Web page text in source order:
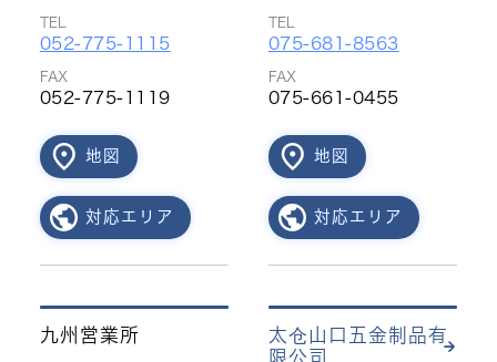
TEL
052-775-1115
FAX
052-775-1119
地図
対応エリア
TEL
075-681-8563
FAX
075-661-0455
地図
対応エリア
九州営業所
太仓山口五金制品有
限公司